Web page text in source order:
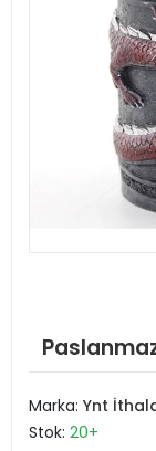
Marka: Ynt
Stok: 20+